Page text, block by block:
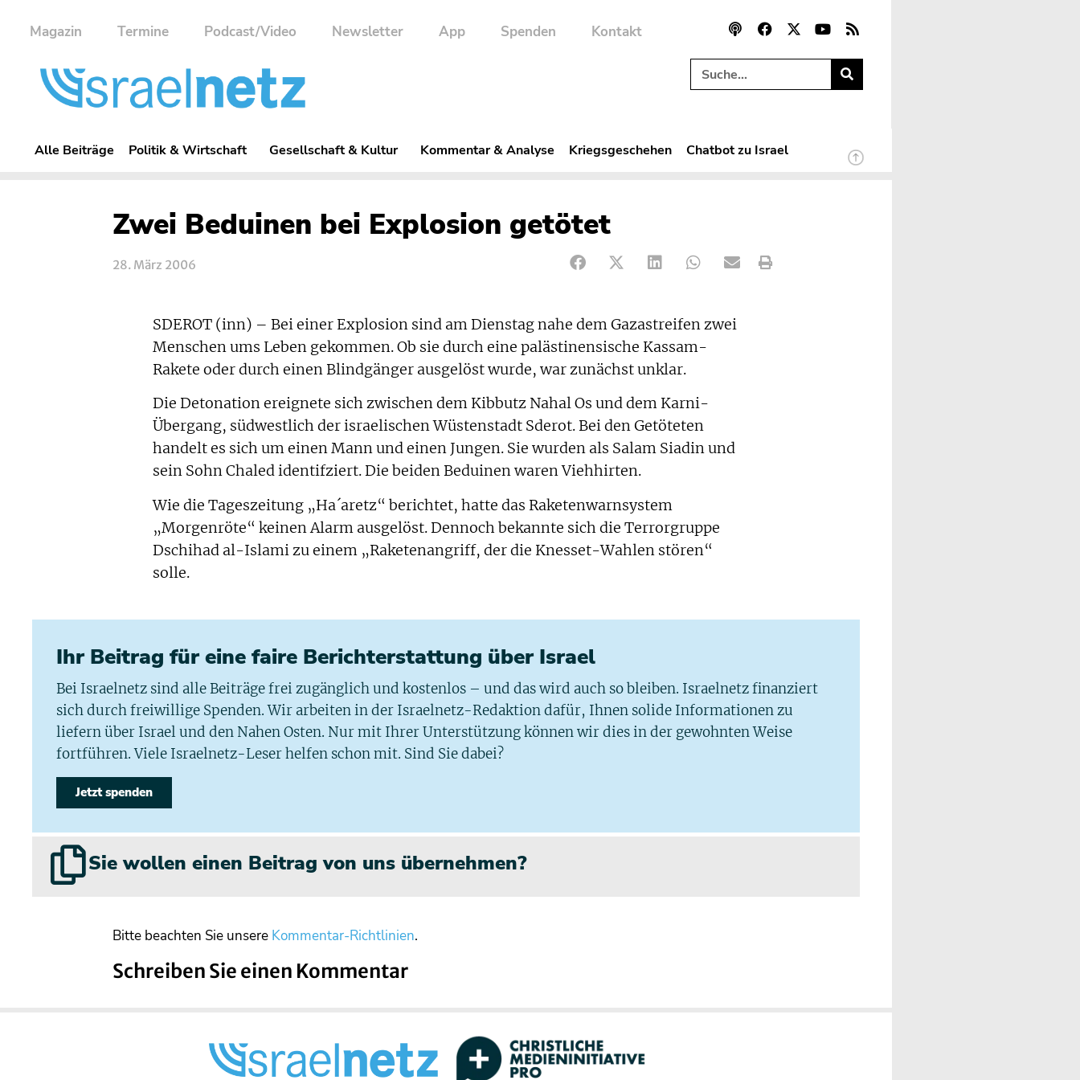
Magazin Termine Podcast/Video Newsletter App Spenden Kontakt
Alle Beiträge Politik & Wirtschaft Gesellschaft & Kultur Kommentar & Analyse Kriegsgeschehen Chatbot zu Israel
Zwei Beduinen bei Explosion getötet
28. März 2006
SDEROT (inn) – Bei einer Explosion sind am Dienstag nahe dem Gazastreifen zwei
Menschen ums Leben gekommen. Ob sie durch eine palästinensische Kassam-
Rakete oder durch einen Blindgänger ausgelöst wurde, war zunächst unklar.
Die Detonation ereignete sich zwischen dem Kibbutz Nahal Os und dem Karni-
Übergang, südwestlich der israelischen Wüstenstadt Sderot. Bei den Getöteten
handelt es sich um einen Mann und einen Jungen. Sie wurden als Salam Siadin und
sein Sohn Chaled identifziert. Die beiden Beduinen waren Viehhirten.
Wie die Tageszeitung „Ha´aretz“ berichtet, hatte das Raketenwarnsystem
„Morgenröte“ keinen Alarm ausgelöst. Dennoch bekannte sich die Terrorgruppe
Dschihad al-Islami zu einem „Raketenangriff, der die Knesset-Wahlen stören“
solle.
Ihr Beitrag für eine faire Berichterstattung über Israel
Bei Israelnetz sind alle Beiträge frei zugänglich und kostenlos – und das wird auch so bleiben. Israelnetz finanziert
sich durch freiwillige Spenden. Wir arbeiten in der Israelnetz-Redaktion dafür, Ihnen solide Informationen zu
liefern über Israel und den Nahen Osten. Nur mit Ihrer Unterstützung können wir dies in der gewohnten Weise
fortführen. Viele Israelnetz-Leser helfen schon mit. Sind Sie dabei?
Jetzt spenden
Sie wollen einen Beitrag von uns übernehmen?
Bitte beachten Sie unsere Kommentar-Richtlinien.
Schreiben Sie einen Kommentar